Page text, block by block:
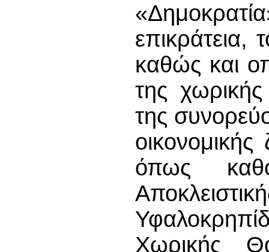
καθώς και
της
της
όπως
Χωρικής